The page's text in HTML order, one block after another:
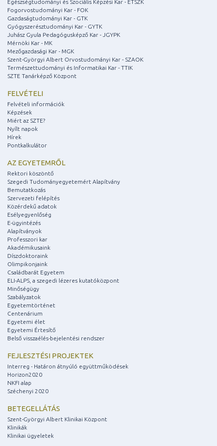
Egészségtudományi és Szociális Képzési Kar - ETSZK
Fogorvostudományi Kar - FOK
Gazdaságtudományi Kar - GTK
Gyógyszerésztudományi Kar - GYTK
Juhász Gyula Pedagógusképző Kar - JGYPK
Mérnöki Kar - MK
Mezőgazdasági Kar - MGK
Szent-Györgyi Albert Orvostudományi Kar - SZAOK
Természettudományi és Informatikai Kar - TTIK
SZTE Tanárképző Központ
FELVÉTELI
Felvételi információk
Képzések
Miért az SZTE?
Nyílt napok
Hírek
Pontkalkulátor
AZ EGYETEMRŐL
Rektori köszöntő
Szegedi Tudományegyetemért Alapítvány
Bemutatkozás
Szervezeti felépítés
Közérdekű adatok
Esélyegyenlőség
E-ügyintézés
Alapítványok
Professzori kar
Akadémikusaink
Díszdoktoraink
Olimpikonjaink
Családbarát Egyetem
ELI-ALPS, a szegedi lézeres kutatóközpont
Minőségügy
Szabályzatok
Egyetemtörténet
Centenárium
Egyetemi élet
Egyetemi Értesítő
Belső visszaélés-bejelentési rendszer
FEJLESZTÉSI PROJEKTEK
Interreg - Határon átnyúló együttműködések
Horizon2020
NKFI alap
Széchenyi 2020
BETEGELLÁTÁS
Szent-Györgyi Albert Klinikai Központ
Klinikák
Klinikai ügyeletek